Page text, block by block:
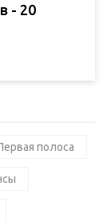
- 20
полоса